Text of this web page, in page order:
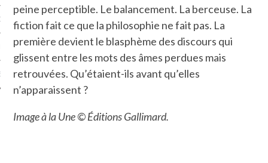
PODCAST
peine perceptible. Le balancement. La berceuse. La
fiction fait ce que la philosophie ne fait pas. La
première devient le blasphème des discours qui
glissent entre les mots des âmes perdues mais
retrouvées. Qu’étaient-ils avant qu’elles
n’apparaissent ?
Image à la Une © Éditions Gallimard.